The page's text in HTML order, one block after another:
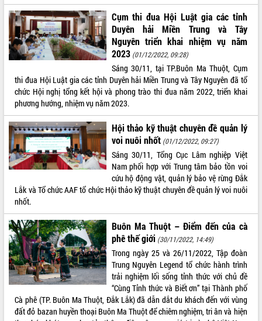
Gặp mặt các cơ quan báo chí nhân Kỷ
niệm 101 năm Ngày Báo chí Cách
mạng Việt Nam
Đắk Lắk sơ kết 4 năm triển khai thực
hiện Đề án 06 của Chính phủ
Họp báo thông tin về Hội nghị Công bố
Quy hoạch và Xúc tiến đầu tư tỉnh Đắk
Lắk
Khơi thông điểm nghẽn, đẩy nhanh
giải ngân vốn khắc phục thiên tai
HĐND tỉnh thông qua điều chỉnh Quy
hoạch tỉnh thời kỳ 2021-2030
Hội thảo góp ý hồ sơ điều chỉnh quy
hoạch tỉnh Đắk Lắk thời kỳ 2021-2030,
tầm nhìn đến năm 2050
Nâng cao hiệu quả hoạt động của các
doanh nghiệp nhà nước
Hội nghị triển khai kết nối mạng
truyền số liệu chuyên dùng phục vụ cơ
quan Đảng, Nhà nước
Lễ phát động chuỗi hoạt động chung
tay làm sạch môi trường
công tác cải cách hành chính mô hình
mới
Cụm thi đua Hội Luật gia các tỉnh
Duyên hải Miền Trung và Tây
Nguyên triển khai nhiệm vụ năm
2023 (01/12/2022, 09:28)
Sáng 30/11, tại TP.Buôn Ma Thuột, Cụm
thi đua Hội Luật gia các tỉnh Duyên hải Miền Trung và Tây Nguyên đã tổ
chức Hội nghị tổng kết hội và phong trào thi đua năm 2022, triển khai
phương hướng, nhiệm vụ năm 2023.
Hội thảo kỹ thuật chuyên đề quản lý
voi nuôi nhốt (01/12/2022, 09:27)
Sáng 30/11, Tổng Cục Lâm nghiệp Việt
Nam phối hợp với Trung tâm bảo tồn voi
cứu hộ động vật, quản lý bảo vệ rừng Đắk
Lắk và Tổ chức AAF tổ chức Hội thảo kỹ thuật chuyên đề quản lý voi nuôi
nhốt.
Buôn Ma Thuột – Điểm đến của cà
phê thế giới (30/11/2022, 14:49)
Trong ngày 25 và 26/11/2022, Tập đoàn
Trung Nguyên Legend tổ chức hành trình
trải nghiệm lối sống tỉnh thức với chủ đề
“Cùng Tỉnh thức và Biết ơn” tại Thành phố
Cà phê (TP. Buôn Ma Thuột, Đắk Lắk) đã dẫn dắt du khách đến với vùng
đất đỏ bazan huyền thoại Buôn Ma Thuột để chiêm nghiệm, tri ân và hiện